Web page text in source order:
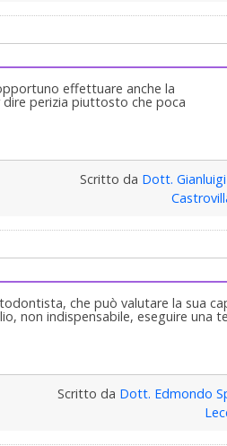
Dentista per queste banalità e
ad affidarvi ad un
o "buttare" a seconda dei vostri
ha fatto!Cordialmente Gustavo
in Casi Clinici Complessi ed
effettuare anche la
perizia piuttosto che poca
Scritto da Dott.
che può valutare la sua
non indispensabile, eseguire una
Scritto da Dott. Edmondo